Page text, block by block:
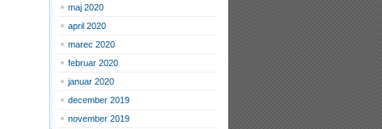
maj 2020
april 2020
marec 2020
februar 2020
januar 2020
december 2019
november 2019